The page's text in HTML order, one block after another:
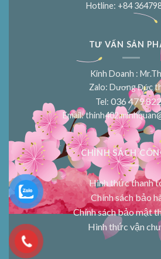
Hotline: +84
TƯ VẤN SẢN
Kinh Doanh :
Zalo: Dương Đức
Tel: 036 479
Email:
CHÍNH SÁCH
Hình thức thanh
Chính sách bảo
Chính sách bảo mật
Hình thức vận